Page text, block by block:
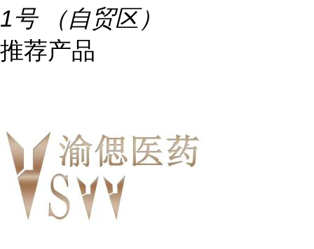
1号 （自贸区）
推荐产品